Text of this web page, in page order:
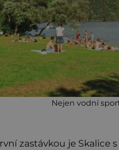
Nejen vodní
zastávkou je Skalice